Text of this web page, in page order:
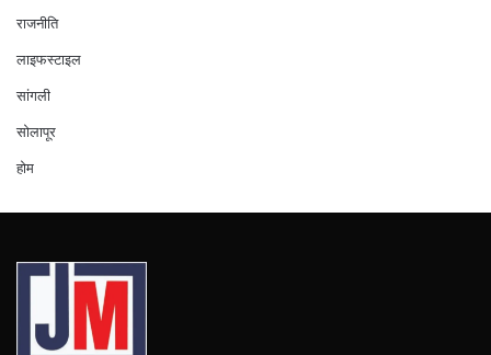
राजनीति
लाइफस्टाइल
सांगली
सोलापूर
होम